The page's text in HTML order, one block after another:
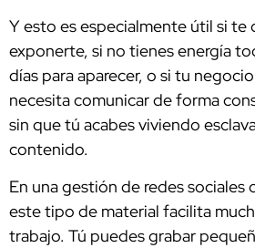
Y esto es especialmente útil si te
exponerte, si no tienes energía
días para aparecer, o si tu negocio
necesita comunicar de forma
sin que tú acabes viviendo
contenido.
En una gestión de redes sociales
este tipo de material facilita
trabajo. Tú puedes grabar